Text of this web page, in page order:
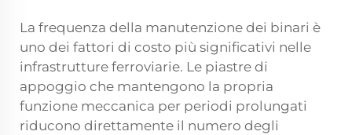
La frequenza della manutenzione dei binari è
uno dei fattori di costo più significativi nelle
infrastrutture ferroviarie. Le piastre di
appoggio che mantengono la propria
funzione meccanica per periodi prolungati
riducono direttamente il numero degli